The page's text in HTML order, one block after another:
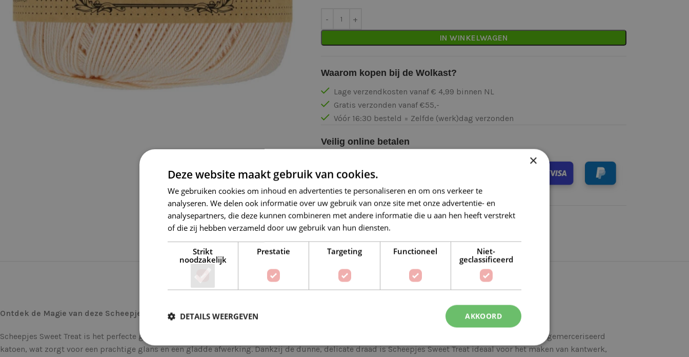
IN WINKELWAGEN
Waarom kopen bij de Wolkast?
Lage verzendkosten vanaf € 4,99 binnen NL
Gratis verzonden vanaf €55,-
Vóór 16:30 besteld = Zelfde (werk)dag verzonden
Veilig online betalen
Op verlanglijstje
BESCHRIJVING EXTRA INFORMATIE
Ontdek de Magie van deze Scheepjes Sweet Treat 255 Shell
Scheepjes Sweet Treat is het perfecte garen voor iedereen die houdt van fijne, gedetailleerde haak- en breiprojecten. Dit garen is gemaakt van 100% gemerceriseerd
katoen, wat zorgt voor een prachtige glans en een gladde afwerking. Dankzij de dunne, delicate draad is Scheepjes Sweet Treat ideaal voor het maken van kantwerk,
×
Deze website maakt gebruik van cookies.
We gebruiken cookies om inhoud en advertenties te personaliseren en om ons verkeer te
analyseren. We delen ook informatie over uw gebruik van onze site met onze advertentie- en
analysepartners, die deze kunnen combineren met andere informatie die u aan hen heeft verstrekt
of die zij hebben verzameld door uw gebruik van hun diensten.
Strikt
noodzakelijk
Prestatie Targeting Functioneel
Niet-
geclassificeerd
AKKOORD
DETAILS WEERGEVEN